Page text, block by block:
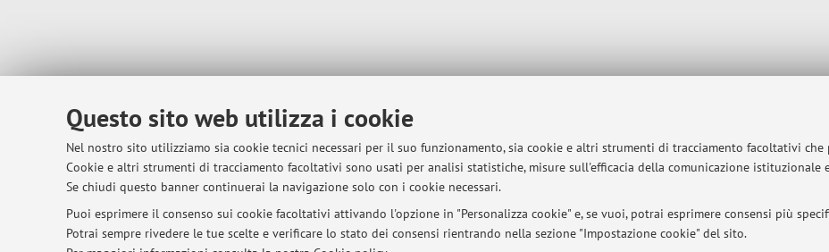
Questo sito web utilizza i cookie
Nel nostro sito utilizziamo sia cookie tecnici necessari per il suo funzionamento, sia cookie e altri strumenti di tracciamento facoltativi
Cookie e altri strumenti di tracciamento facoltativi sono usati per analisi statistiche, misure sull'efficacia della comunicazione
Se chiudi questo banner continuerai la navigazione solo con i cookie necessari.
Puoi esprimere il consenso sui cookie facoltativi attivando l'opzione in "Personalizza cookie" e, se vuoi, potrai esprimere consensi più
Potrai sempre rivedere le tue scelte e verificare lo stato dei consensi rientrando nella sezione "Impostazione cookie" del sito.